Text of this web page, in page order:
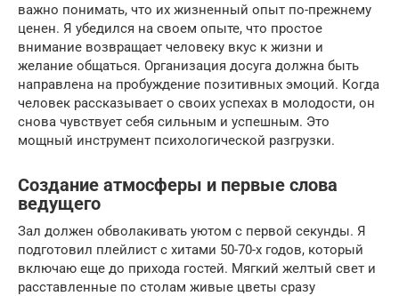
важно понимать, что их жизненный опыт по-прежнему
ценен. Я убедился на своем опыте, что простое
внимание возвращает человеку вкус к жизни и
желание общаться. Организация досуга должна быть
направлена на пробуждение позитивных эмоций. Когда
человек рассказывает о своих успехах в молодости, он
снова чувствует себя сильным и успешным. Это
мощный инструмент психологической разгрузки.
Создание атмосферы и первые слова
ведущего
Зал должен обволакивать уютом с первой секунды. Я
подготовил плейлист с хитами 50-70-х годов, который
включаю еще до прихода гостей. Мягкий желтый свет и
расставленные по столам живые цветы сразу